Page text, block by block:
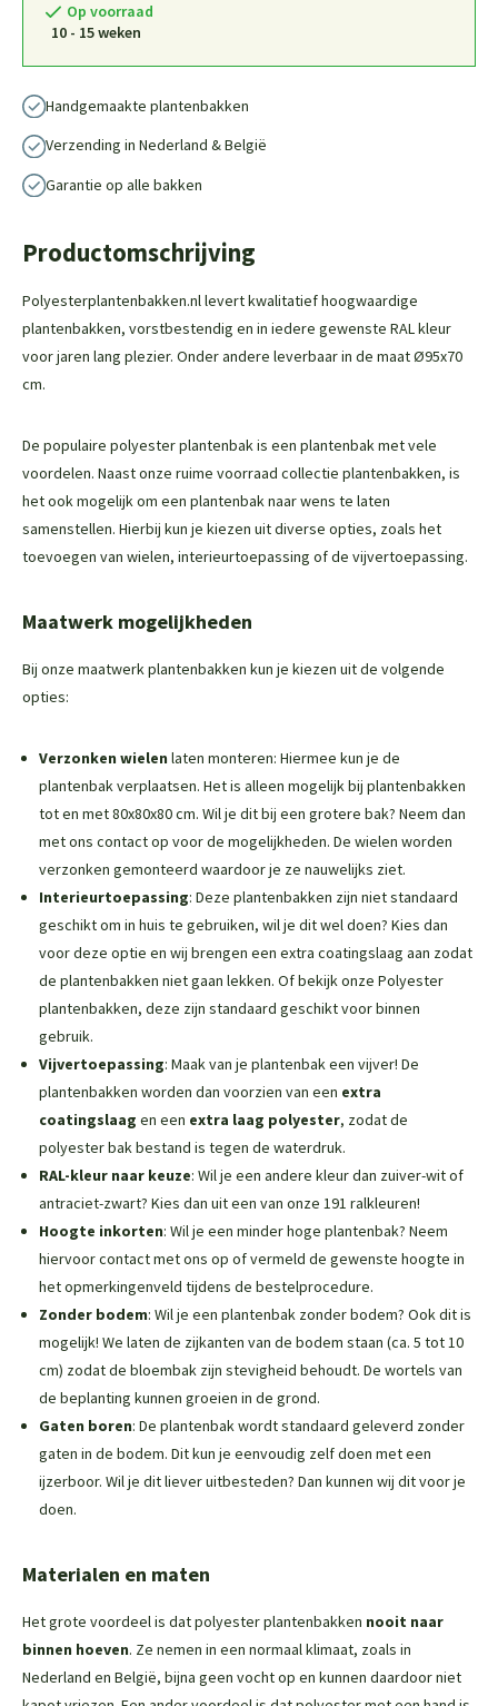
Op voorraad
10 - 15 weken
Handgemaakte plantenbakken
Verzending in Nederland & België
Garantie op alle bakken
Productomschrijving
Polyesterplantenbakken.nl levert kwalitatief hoogwaardige
plantenbakken, vorstbestendig en in iedere gewenste RAL kleur
voor jaren lang plezier. Onder andere leverbaar in de maat Ø95x70
cm.
De populaire polyester plantenbak is een plantenbak met vele
voordelen. Naast onze ruime voorraad collectie plantenbakken, is
het ook mogelijk om een plantenbak naar wens te laten
samenstellen. Hierbij kun je kiezen uit diverse opties, zoals het
toevoegen van wielen, interieurtoepassing of de vijvertoepassing.
Maatwerk mogelijkheden
Bij onze maatwerk plantenbakken kun je kiezen uit de volgende
opties:
Verzonken wielen laten monteren: Hiermee kun je de
plantenbak verplaatsen. Het is alleen mogelijk bij plantenbakken
tot en met 80x80x80 cm. Wil je dit bij een grotere bak? Neem dan
met ons contact op voor de mogelijkheden. De wielen worden
verzonken gemonteerd waardoor je ze nauwelijks ziet.
Interieurtoepassing: Deze plantenbakken zijn niet standaard
geschikt om in huis te gebruiken, wil je dit wel doen? Kies dan
voor deze optie en wij brengen een extra coatingslaag aan zodat
de plantenbakken niet gaan lekken. Of bekijk onze Polyester
plantenbakken, deze zijn standaard geschikt voor binnen
gebruik.
Vijvertoepassing: Maak van je plantenbak een vijver! De
plantenbakken worden dan voorzien van een extra
coatingslaag en een extra laag polyester, zodat de
polyester bak bestand is tegen de waterdruk.
RAL-kleur naar keuze: Wil je een andere kleur dan zuiver-wit of
antraciet-zwart? Kies dan uit een van onze 191 ralkleuren!
Hoogte inkorten: Wil je een minder hoge plantenbak? Neem
hiervoor contact met ons op of vermeld de gewenste hoogte in
het opmerkingenveld tijdens de bestelprocedure.
Zonder bodem: Wil je een plantenbak zonder bodem? Ook dit is
mogelijk! We laten de zijkanten van de bodem staan (ca. 5 tot 10
cm) zodat de bloembak zijn stevigheid behoudt. De wortels van
de beplanting kunnen groeien in de grond.
Gaten boren: De plantenbak wordt standaard geleverd zonder
gaten in de bodem. Dit kun je eenvoudig zelf doen met een
ijzerboor. Wil je dit liever uitbesteden? Dan kunnen wij dit voor je
doen.
Materialen en maten
Het grote voordeel is dat polyester plantenbakken nooit naar
binnen hoeven. Ze nemen in een normaal klimaat, zoals in
Nederland en België, bijna geen vocht op en kunnen daardoor niet